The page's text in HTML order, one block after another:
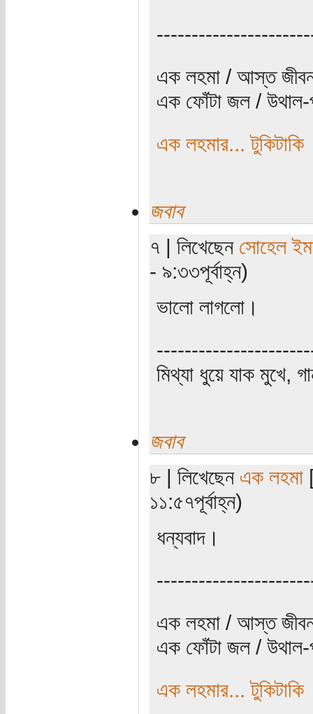
এক লহমা / আস্ত
এক ফোঁটা জল /
এক লহমার... টুকিটাকি
জবাব
৭ | লিখেছেন সোহেল
- ৯:৩৩পূর্বাহ্ন)
ভালো লাগলো।
মিথ্যা ধুয়ে যাক মুখে,
জবাব
৮ | লিখেছেন এক লহমা
১১:৫৭পূর্বাহ্ন)
ধন্যবাদ।
এক লহমা / আস্ত
এক ফোঁটা জল /
এক লহমার... টুকিটাকি